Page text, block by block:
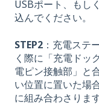
USBポート、もし
込んでください。
STEP2 ：充電ステ
く際に「充電ドッ
電ピン接触部」と
い位置に置いた場
に組み合わさります